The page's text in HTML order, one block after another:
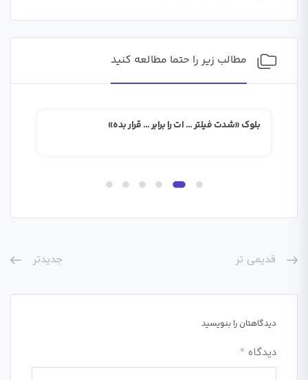
مطالب زیر را حتما مطالعه کنید
بلوک «شدت فیلتر … ات را برابر … قرار بده»
قدیمی تر جدیدتر
دیدگاهتان را بنویسید
دیدگاه *